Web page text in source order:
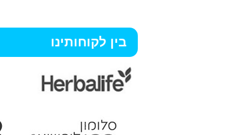
בין לקוחותינו